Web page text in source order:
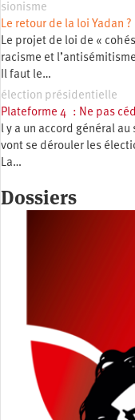
sionisme
Le retour de la loi Yadan ?
Le projet de loi de «
racisme et
Il faut le…
élection présidentielle
Plateforme 4 : Ne pas
l y a un accord général
vont se dérouler les
La…
Dossiers